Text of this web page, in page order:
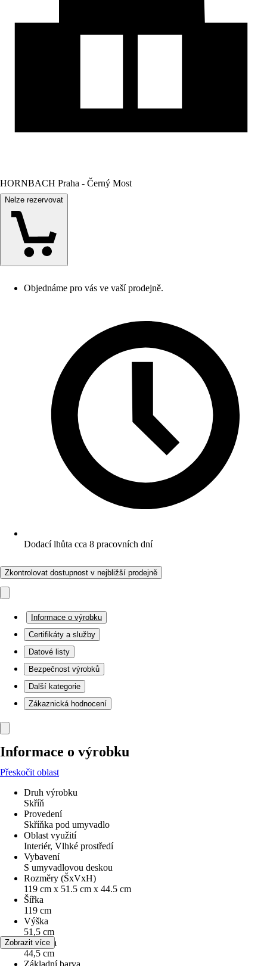
HORNBACH Praha - Černý Most
Nelze rezervovat
Objednáme pro vás ve vaší prodejně.
Dodací lhůta cca 8 pracovních dní
Zkontrolovat dostupnost v nejbližší prodejně
Informace o výrobku
Certifikáty a služby
Datové listy
Bezpečnost výrobků
Další kategorie
Zákaznická hodnocení
Informace o výrobku
Přeskočit oblast
Druh výrobku
Skříň
Provedení
Skříňka pod umyvadlo
Oblast využití
Interiér, Vlhké prostředí
Vybavení
S umyvadlovou deskou
Rozměry (ŠxVxH)
119 cm x 51.5 cm x 44.5 cm
Šířka
119 cm
Výška
51,5 cm
Hloubka
44,5 cm
Základní barva
Zobrazit více